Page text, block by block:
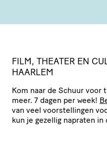
FILM, THEATER EN
HAARLEM
Kom naar de Schuur voor
meer. 7 dagen per week!
van veel voor­stel­lingen
kun je gezellig napraten in